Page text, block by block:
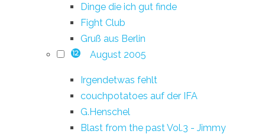
Dinge die ich gut finde
Fight Club
Gruß aus Berlin
12 August 2005
Irgendetwas fehlt
couchpotatoes auf der IFA
G.Henschel
Blast from the past Vol.3 - Jimmy